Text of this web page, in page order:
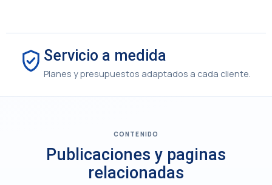
Servicio a medida
Planes y presupuestos adaptados a cada cliente.
CONTENIDO
Publicaciones y paginas
relacionadas